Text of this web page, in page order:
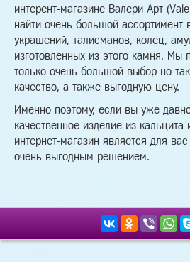
интерент-магазине Валери Арт
найти очень большой ассортимент
украшений, талисманов, колец,
изготовленных из этого камня. Мы
только очень большой выбор но
качество, а также выгодную цену.
Именно поэтому, если вы уже
качественное изделие из
интернет-магазин является для
очень выгодным решением.